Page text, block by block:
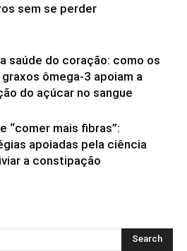
sem se perder
saúde do coração: como os
ômega-3 apoiam a
do açúcar no sangue
“comer mais fibras”:
apoiadas pela ciência
a constipação